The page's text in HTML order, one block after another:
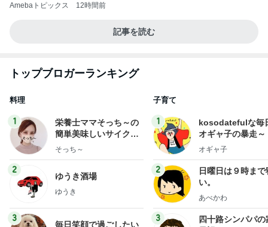
Amebaトピックス 12時間前
記事を読む
トップブロガーランキング
料理
1
栄養士ママそっち～の
簡単美味しいサイクル
献立
そっち～
2
ゆうき酒場
ゆうき
3
毎日笑顔で過ごしたい
子育て
1
kosodatefulな毎
オギャ子の暴走～
オギャ子
2
日曜日は９時まで
い。
あべかわ
3
四十路シンパパの